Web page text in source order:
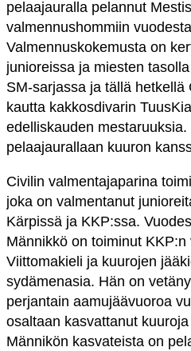
pelaajauralla pelannut
valmennushommiin
Valmennuskokemusta on
junioreissa ja miesten
SM-sarjassa ja tällä
kautta kakkosdivarin
edelliskauden
pelaajaurallaan kuuron
Civilin valmentajaparina
joka on valmentanut
Kärpissä ja KKP:ssa.
Männikkö on toiminut
Viittomakieli ja kuurojen
sydämenasia. Hän on
perjantain aamujäävuoroa
osaltaan kasvattanut
Männikön kasvateista on